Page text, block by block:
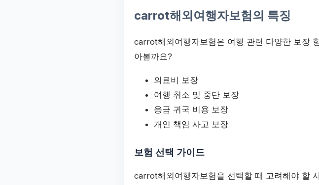
carrot해외여행자보험의 특징
carrot해외여행자보험은 여행 관련 다양한 보장
아볼까요?
의료비 보장
여행 취소 및 중단 보장
응급 귀국 비용 보장
개인 책임 사고 보장
보험 선택 가이드
carrot해외여행자보험을 선택할 때 고려해야 할